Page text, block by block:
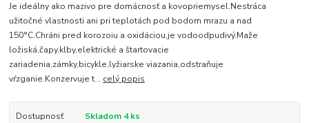
Je ideálny ako mazivo pre domácnosť a kovopriemysel.Nestráca
užitočné vlastnosti ani pri teplotách pod bodom mrazu a nad
150°C.Chráni pred korozoiu a oxidáciou,je vodoodpudivý.Maže
ložiská,čapy,klby,elektrické a štartovacie
zariadenia,zámky,bicykle,lyžiarske viazania,odstraňuje
vŕzganie.Konzervuje t... celý popis
Dostupnosť Skladom 4 ks